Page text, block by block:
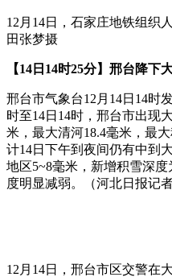
12月14日，石家庄地铁组织
田张梦摄
【14日14时25分】邢台降下
邢台市气象台12月14日14时
时至14日14时，邢台市出现
米，最大清河18.4毫米，最
计14日下午到夜间仍有中到
地区5~8毫米，新增积雪深
度明显减弱。（河北日报记者
12月14日，邢台市区交警在